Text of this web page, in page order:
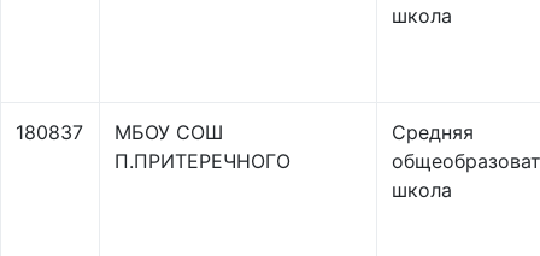
школа
180837
МБОУ СОШ
П.ПРИТЕРЕЧНОГО
Средняя
школа